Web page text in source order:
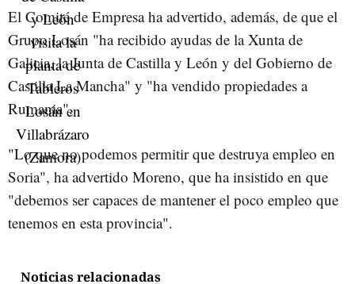
El Comité de Empresa ha advertido, además, de que el
Grupo Losán "ha recibido ayudas de la Xunta de
Galicia, la Junta de Castilla y León y del Gobierno de
Castilla La Mancha" y "ha vendido propiedades a
Rumania".
"Lo que no podemos permitir que destruya empleo en
Soria", ha advertido Moreno, que ha insistido en que
"debemos ser capaces de mantener el poco empleo que
tenemos en esta provincia".
Noticias relacionadas